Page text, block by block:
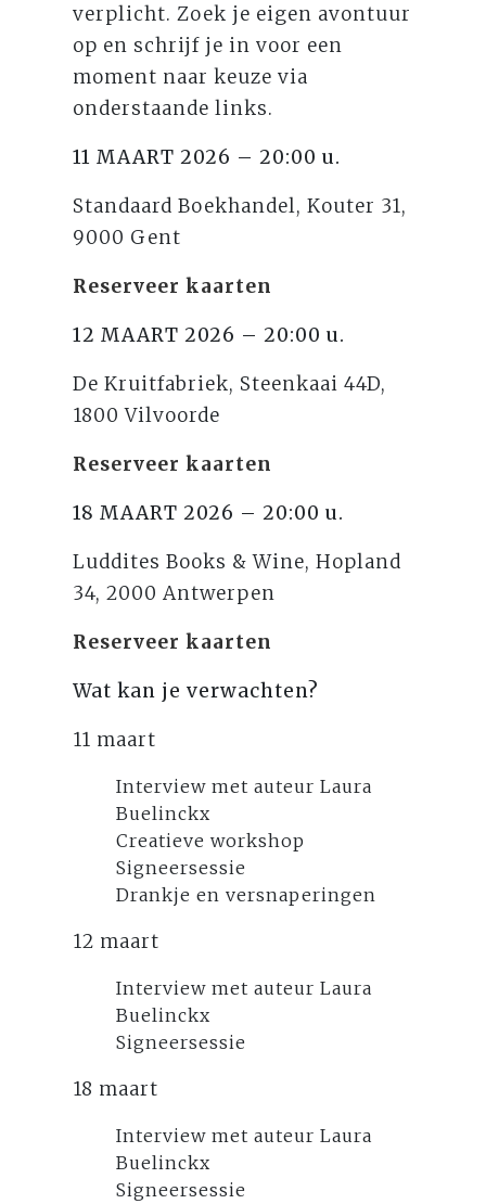
verplicht. Zoek je eigen avontuur
op en schrijf je in voor een
moment naar keuze via
onderstaande links.
11 MAART 2026 – 20:00 u.
Standaard Boekhandel, Kouter 31,
9000 Gent
Reserveer kaarten
12 MAART 2026 – 20:00 u.
De Kruitfabriek, Steenkaai 44D,
1800 Vilvoorde
Reserveer kaarten
18 MAART 2026 – 20:00 u.
Luddites Books & Wine, Hopland
34, 2000 Antwerpen
Reserveer kaarten
Wat kan je verwachten?
11 maart
Interview met auteur Laura
Buelinckx
Creatieve workshop
Signeersessie
Drankje en versnaperingen
12 maart
Interview met auteur Laura
Buelinckx
Signeersessie
18 maart
Interview met auteur Laura
Buelinckx
Signeersessie